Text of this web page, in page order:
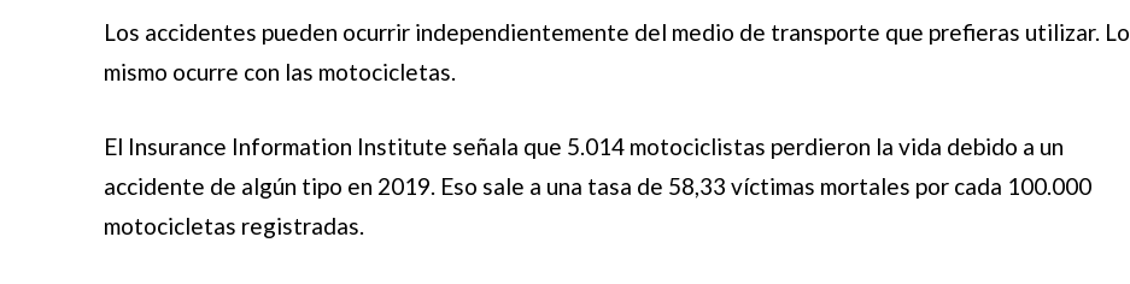
Los accidentes pueden ocurrir independientemente del medio de transporte que prefieras utilizar. Lo
mismo ocurre con las motocicletas.
El Insurance Information Institute señala que 5.014 motociclistas perdieron la vida debido a un
accidente de algún tipo en 2019. Eso sale a una tasa de 58,33 víctimas mortales por cada 100.000
motocicletas registradas.